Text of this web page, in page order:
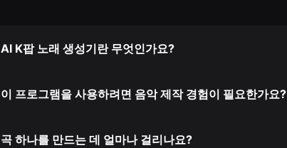
AI K팝 노래 생성기란 무엇인가요?
이 프로그램을 사용하려면 음악 제작 경험이 필요한가요?
곡 하나를 만드는 데 얼마나 걸리나요?